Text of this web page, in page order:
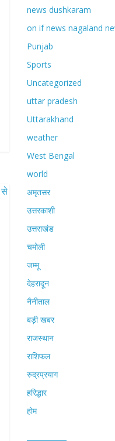
news dushkaram
on if news nagaland
Punjab
Sports
Uncategorized
uttar pradesh
Uttarakhand
weather
West Bengal
world
अमृतसर
उत्तरकाशी
उत्तराखंड
चमोली
जम्मू
देहरादून
नैनीताल
बड़ी खबर
राजस्थान
राशिफल
रुद्रप्रयाग
हरिद्धार
होम